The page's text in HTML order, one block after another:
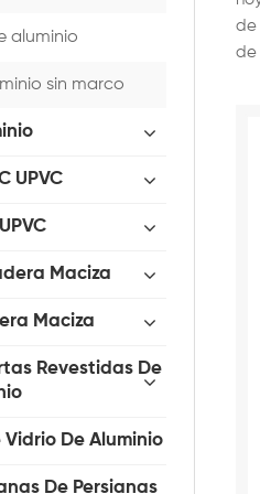
de
de
aluminio
sin marco
UPVC
Maciza
Maciza
Revestidas De
Vidrio De Aluminio
De Persianas